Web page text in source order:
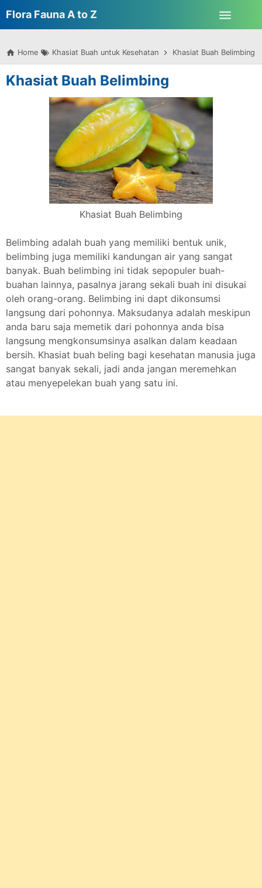
Skip to main content
Flora Fauna A to Z
Home Khasiat Buah untuk Kesehatan Khasiat Buah Belimbing
Khasiat Buah Belimbing
Khasiat Buah Belimbing
Belimbing adalah buah yang memiliki bentuk unik,
belimbing juga memiliki kandungan air yang sangat
banyak. Buah belimbing ini tidak sepopuler buah-
buahan lainnya, pasalnya jarang sekali buah ini disukai
oleh orang-orang. Belimbing ini dapt dikonsumsi
langsung dari pohonnya. Maksudanya adalah meskipun
anda baru saja memetik dari pohonnya anda bisa
langsung mengkonsumsinya asalkan dalam keadaan
bersih. Khasiat buah beling bagi kesehatan manusia juga
sangat banyak sekali, jadi anda jangan meremehkan
atau menyepelekan buah yang satu ini.